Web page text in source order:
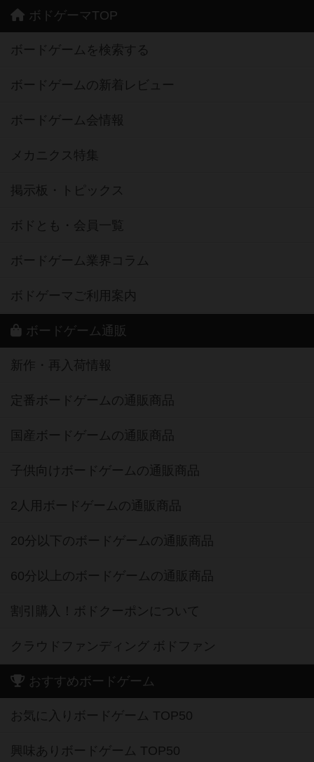
ボドゲーマTOP
ボードゲームを検索する
ボードゲームの新着レビュー
ボードゲーム会情報
メカニクス特集
掲示板・トピックス
ボドとも・会員一覧
ボードゲーム業界コラム
ボドゲーマご利用案内
ボードゲーム通販
新作・再入荷情報
定番ボードゲームの通販商品
国産ボードゲームの通販商品
子供向けボードゲームの通販商品
2人用ボードゲームの通販商品
20分以下のボードゲームの通販商品
60分以上のボードゲームの通販商品
割引購入！ボドクーポンについて
クラウドファンディング ボドファン
おすすめボードゲーム
お気に入りボードゲーム TOP50
興味ありボードゲーム TOP50